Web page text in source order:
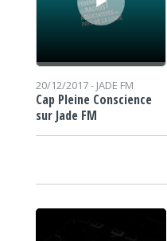
20/12/2017 - JADE FM
Cap Pleine Conscience
sur Jade FM